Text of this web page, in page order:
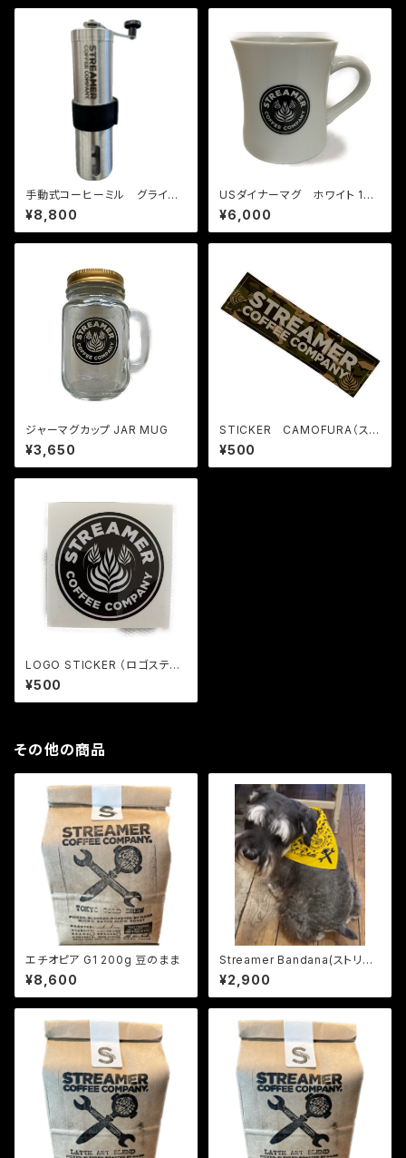
手動式コーヒーミル グライン
ダー シルバー
¥8,800
USダイナーマグ ホワイト 10o
z
¥6,000
ジャーマグカップ JAR MUG
¥3,650
STICKER CAMOFURA（ステ
ッカー・迷彩柄）枠抜き 各色¥4
40
¥500
LOGO STICKER （ロゴステッ
カー）丸抜き
¥500
その他の商品
エチオピア G1 200g 豆のまま
¥8,600
Streamer Bandana(ストリー
マーバンダナ）４色展開
¥2,900